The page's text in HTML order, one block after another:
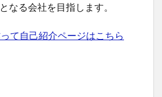
なる会社を目指します。
て自己紹介ページはこちら